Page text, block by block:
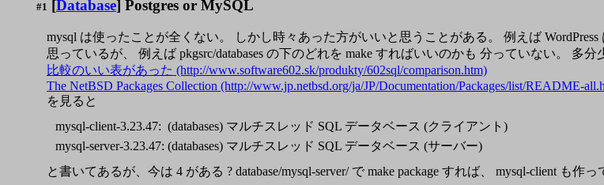
#1 [Database] Postgres or MySQL
mysql は使ったことが全くない。 しかし時々あった方がいいと思うことがある。 例えば
思っているが、 例えば pkgsrc/databases の下のどれを make すればいいのかも 分っていない。 多分
比較のいい表があった (http://www.software602.sk/produkty/602sql/comparison.htm)
The NetBSD Packages Collection (http://www.jp.netbsd.org/ja/JP/Documentation/Packages/list/README-
を見ると
mysql-client-3.23.47: (databases) マルチスレッド SQL データベース (クライアント)
mysql-server-3.23.47: (databases) マルチスレッド SQL データベース (サーバー)
と書いてあるが、今は 4 がある ? database/mysql-server/ で make package すれば、 mysql-client も作っ